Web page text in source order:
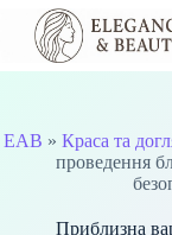
Перейти
вмісту
EAB »Краса та
проведення
Приблизна